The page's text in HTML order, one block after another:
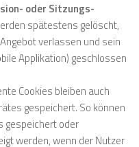
oder Sitzungs-
spätestens gelöscht,
verlassen und sein
Applikation) geschlossen
Cookies bleiben auch
gespeichert. So können
gespeichert oder
werden, wenn der Nutzer